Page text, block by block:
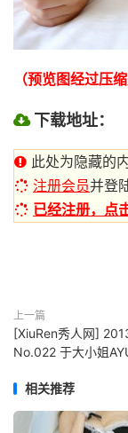
（预览图经过压
下载地址：
此处为隐藏的内
注册会员并登
已经注册，点
上一篇
[XiuRen秀人网]
No.022 于大小姐
相关推荐